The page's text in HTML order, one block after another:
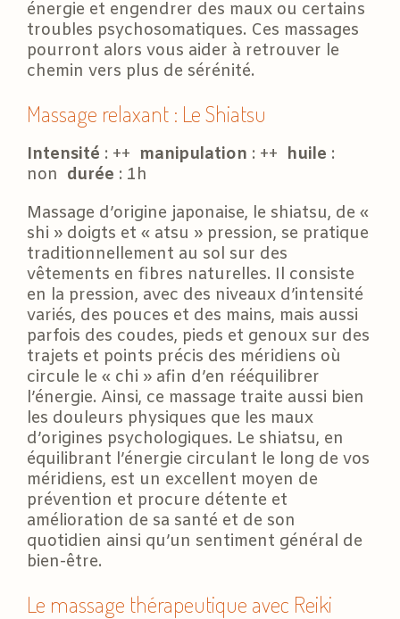
énergie et engendrer des maux ou certains
troubles psychosomatiques. Ces massages
pourront alors vous aider à retrouver le
chemin vers plus de sérénité.
Massage relaxant : Le Shiatsu
Intensité : ++ manipulation : ++ huile :
non durée : 1h
Massage d’origine japonaise, le shiatsu, de «
shi » doigts et « atsu » pression, se pratique
traditionnellement au sol sur des
vêtements en fibres naturelles. Il consiste
en la pression, avec des niveaux d’intensité
variés, des pouces et des mains, mais aussi
parfois des coudes, pieds et genoux sur des
trajets et points précis des méridiens où
circule le « chi » afin d’en rééquilibrer
l’énergie. Ainsi, ce massage traite aussi bien
les douleurs physiques que les maux
d’origines psychologiques. Le shiatsu, en
équilibrant l’énergie circulant le long de vos
méridiens, est un excellent moyen de
prévention et procure détente et
amélioration de sa santé et de son
quotidien ainsi qu’un sentiment général de
bien-être.
Le massage thérapeutique avec Reiki